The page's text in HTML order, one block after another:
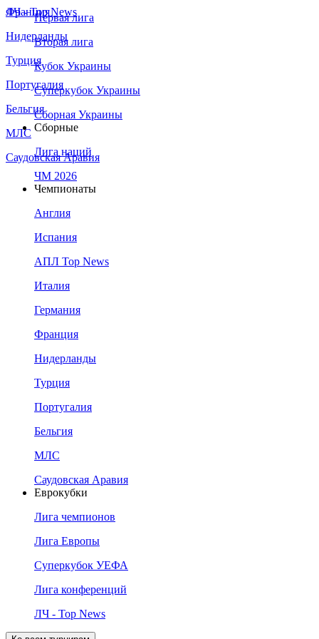
Франция
Нидерланды
Турция
Португалия
Бельгия
МЛС
Саудовская Аравия
ЛЧ - Top News
Первая лига
Вторая лига
Кубок Украины
Суперкубок Украины
Сборная Украины
Сборные
Лига наций
ЧМ 2026
Чемпионаты
Англия
Испания
АПЛ Top News
Италия
Германия
Франция
Нидерланды
Турция
Португалия
Бельгия
МЛС
Саудовская Аравия
Еврокубки
Лига чемпионов
Лига Европы
Суперкубок УЕФА
Лига конференций
ЛЧ - Top News